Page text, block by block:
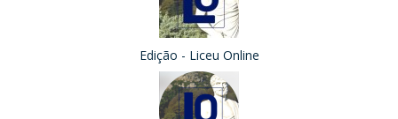
Edição - Liceu Online